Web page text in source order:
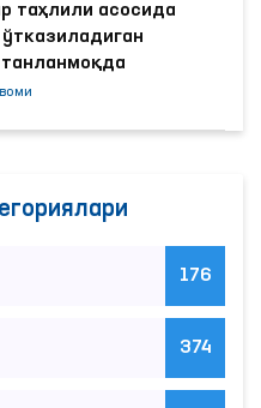
таҳлили асосида
176
374